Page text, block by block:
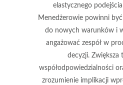
elastycznego podejścia
Menedżerowie powinni
do nowych warunków i
angażować zespół w
decyzji. Zwiększa
współodpowiedzialności
zrozumienie implikacji